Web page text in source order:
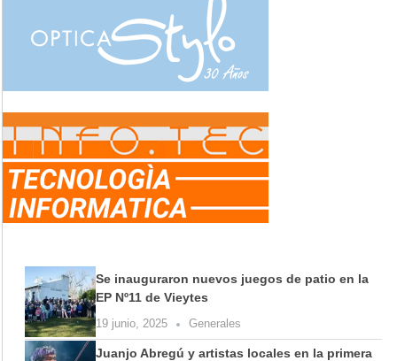
Se inauguraron nuevos juegos de patio en la
EP Nº11 de Vieytes
19 junio, 2025 Generales
Juanjo Abregú y artistas locales en la primera